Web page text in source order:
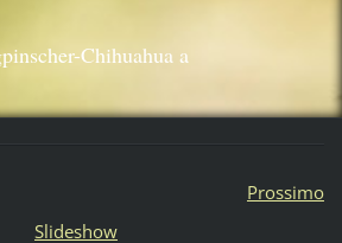
Chihuahua a
Prossimo
Slideshow